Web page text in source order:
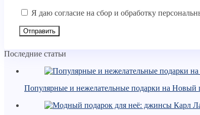
Я даю согласие на сбор и обработку
Последние статьи
Популярные и нежелательные подарки на Новый